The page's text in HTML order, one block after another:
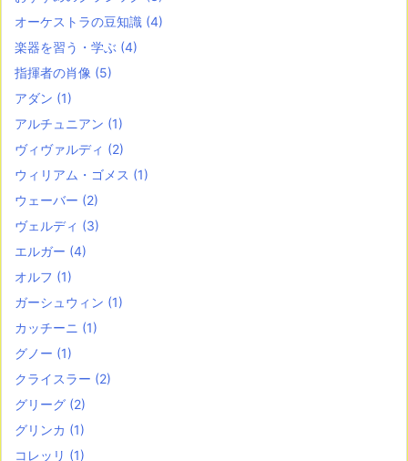
オーケストラの豆知識 (4)
楽器を習う・学ぶ (4)
指揮者の肖像 (5)
アダン (1)
アルチュニアン (1)
ヴィヴァルディ (2)
ウィリアム・ゴメス (1)
ウェーバー (2)
ヴェルディ (3)
エルガー (4)
オルフ (1)
ガーシュウィン (1)
カッチーニ (1)
グノー (1)
クライスラー (2)
グリーグ (2)
グリンカ (1)
コレッリ (1)